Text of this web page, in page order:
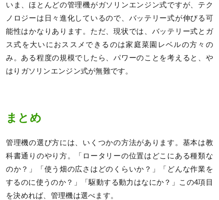
いま、ほとんどの管理機がガソリンエンジン式ですが、テク
ノロジーは日々進化しているので、バッテリー式が伸びる可
能性はかなりあります。ただ、現状では、バッテリー式とガ
ス式を大いにおススメできるのは家庭菜園レベルの方々の
み。ある程度の規模でしたら、パワーのことを考えると、や
はりガソリンエンジン式が無難です。
まとめ
管理機の選び方には、いくつかの方法があります。基本は教
科書通りのやり方。「ロータリーの位置はどこにある種類な
のか？」「使う畑の広さはどのくらいか？」「どんな作業を
するのに使うのか？」「駆動する動力はなにか？」この4項目
を決めれば、管理機は選べます。